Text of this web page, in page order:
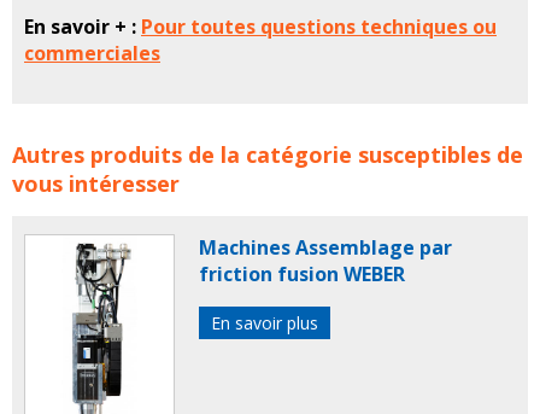
En savoir + : Pour toutes questions techniques ou
commerciales
Boites à cames électroniques de sécurité ICA Systèmes
Motion concerne les familles de produits :
Boite a cames electronique
a camecarte cames
Autres produits de la catégorie susceptibles de
vous intéresser
Machines Assemblage par
friction fusion WEBER
En savoir plus